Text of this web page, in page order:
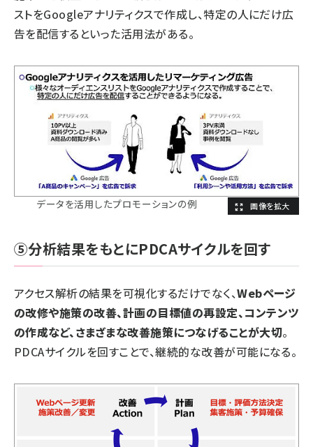
ストをGoogleアナリティクスで作成し、特定の人にだけ広
告を配信するといった活用法がある。
データを活用したプロモーションの例
⑤分析結果をもとにPDCAサイクルを回す
アクセス解析の結果を可視化するだけでなく、Webページ
の改修や施策の改善、計画の目標値の再設定、コンテンツ
の作成など、さまざまな改善施策につなげることが大切。
PDCAサイクルを回すことで、継続的な改善が可能になる。